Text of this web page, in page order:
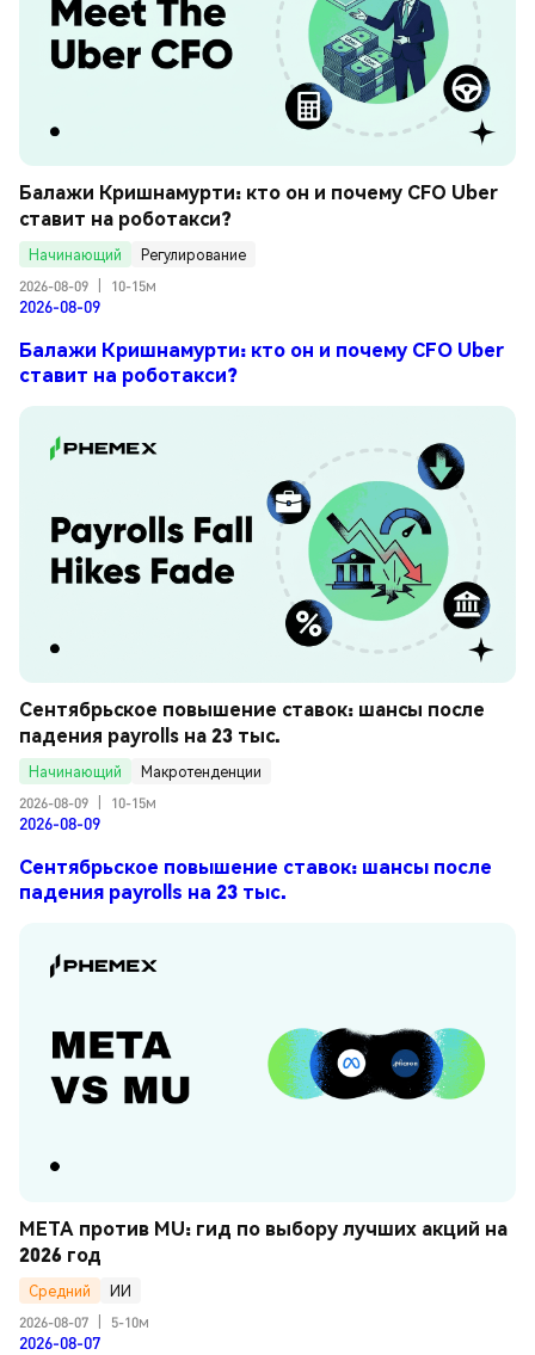
Балажи Кришнамурти: кто он и почему CFO Uber
ставит на роботакси?
Начинающий
Регулирование
2026-08-09
10-15м
2026-08-09
Балажи Кришнамурти: кто он и почему CFO Uber
ставит на роботакси?
Сентябрьское повышение ставок: шансы после
падения payrolls на 23 тыс.
Начинающий
Макротенденции
2026-08-09
10-15м
2026-08-09
Сентябрьское повышение ставок: шансы после
падения payrolls на 23 тыс.
META против MU: гид по выбору лучших акций на
2026 год
Средний
ИИ
2026-08-07
5-10м
2026-08-07